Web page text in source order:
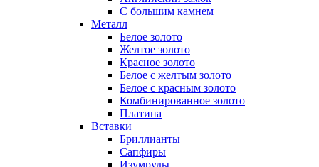
С большим камнем
Металл
Белое золото
Желтое золото
Красное золото
Белое с желтым золото
Белое с красным золото
Комбинированное золото
Платина
Вставки
Бриллианты
Сапфиры
Изумруды